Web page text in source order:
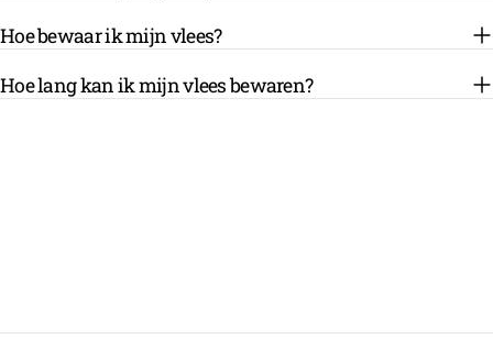
Hoe bewaar ik mijn vlees?
Hoe lang kan ik mijn vlees bewaren?